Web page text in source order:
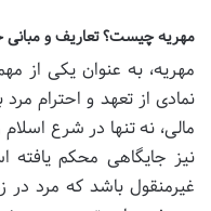
مهریه چیست؟ تعاریف و مبانی
مهریه، به عنوان یکی از
نمادی از تعهد و احترام
مالی، نه تنها در شرع
نیز جایگاهی محکم یافته
غیرمنقول باشد که مرد